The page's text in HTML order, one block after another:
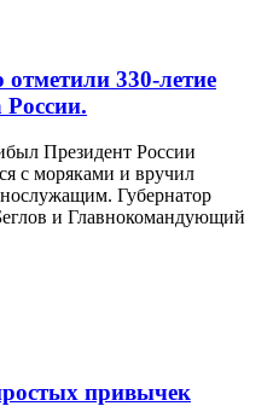
330-летие
Президент России
с моряками и вручил
Губернатор
и Главнокомандующий
привычек